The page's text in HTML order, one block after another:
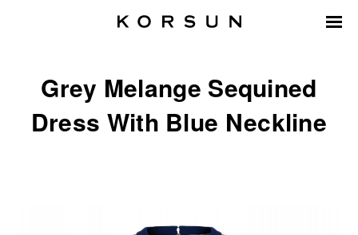
Grey Melange Sequined
Dress With Blue Neckline